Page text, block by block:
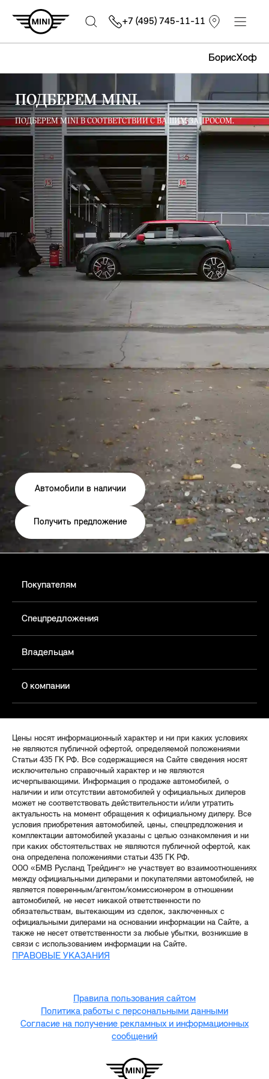
БорисХоф
+7 (495) 745-11-11
ПОДБЕРЕМ MINI.
ПОДБЕРЕМ MINI В СООТВЕТСТВИИ С ВАШИМ ЗАПРОСОМ.
Автомобили в наличии
Получить предложение
Покупателям
Спецпредложения
Владельцам
О компании
Цены носят информационный характер и ни при каких условиях
не являются публичной офертой, определяемой положениями
Статьи 435 ГК РФ. Все содержащиеся на Сайте сведения носят
исключительно справочный характер и не являются
исчерпывающими. Информация о продаже автомобилей, о
наличии и или отсутствии автомобилей у официальных дилеров
может не соответствовать действительности и/или утратить
актуальность на момент обращения к официальному дилеру. Все
условия приобретения автомобилей, цены, спецпредложения и
комплектации автомобилей указаны с целью ознакомления и ни
при каких обстоятельствах не являются публичной офертой, как
она определена положениями статьи 435 ГК РФ.
ООО «БМВ Русланд Трейдинг» не участвует во взаимоотношениях
между официальными дилерами и покупателями автомобилей, не
является поверенным/агентом/комиссионером в отношении
автомобилей, не несет никакой ответственности по
обязательствам, вытекающим из сделок, заключенных с
официальными дилерами на основании информации на Сайте, а
также не несет ответственности за любые убытки, возникшие в
связи с использованием информации на Сайте.
ПРАВОВЫЕ УКАЗАНИЯ
Правила пользования сайтом
Политика работы с персональными данными
Согласие на получение рекламных и информационных
сообщений